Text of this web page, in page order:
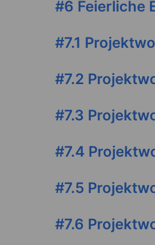
#6 Feierliche
#7.1
#7.2
#7.3
#7.4
#7.5
#7.6